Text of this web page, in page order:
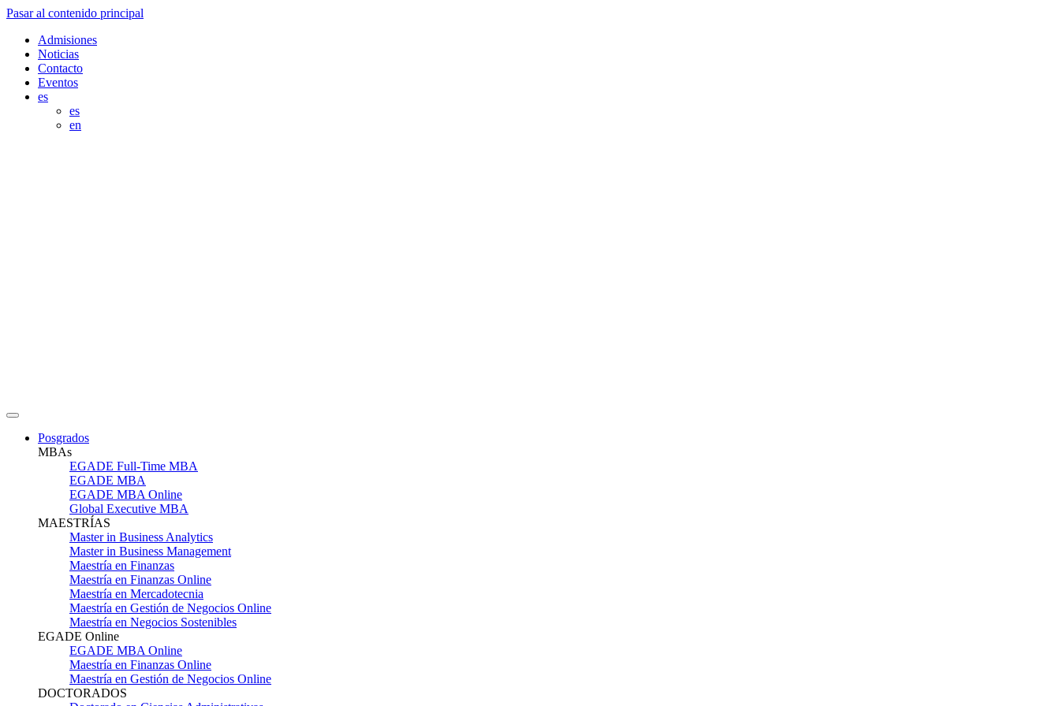
Pasar al contenido principal
Admisiones
Noticias
Contacto
Eventos
es
es
en
Posgrados
MBAs
EGADE Full-Time MBA
EGADE MBA
EGADE MBA Online
Global Executive MBA
MAESTRÍAS
Master in Business Analytics
Master in Business Management
Maestría en Finanzas
Maestría en Finanzas Online
Maestría en Mercadotecnia
Maestría en Gestión de Negocios Online
Maestría en Negocios Sostenibles
EGADE Online
EGADE MBA Online
Maestría en Finanzas Online
Maestría en Gestión de Negocios Online
DOCTORADOS